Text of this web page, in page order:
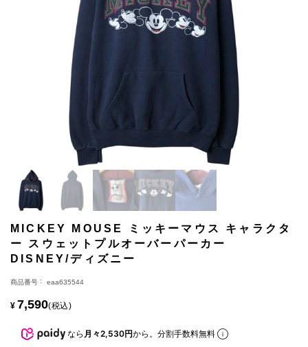
MICKEY MOUSE ミッキーマウス キャラクタ
ー スウェットプルオーバーパーカー
DISNEY/ディズニー
商品番号 eaa635544
¥ 7,590 税込
なら 月々2,530円から。分割手数料無料